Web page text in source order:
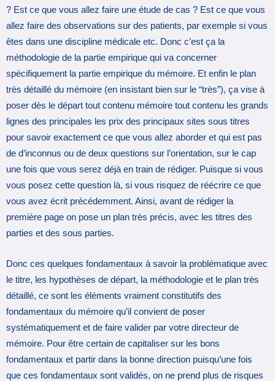
? Est ce que vous allez faire une étude de cas ? Est ce que vous
allez faire des observations sur des patients, par exemple si vous
êtes dans une discipline médicale etc. Donc c’est ça la
méthodologie de la partie empirique qui va concerner
spécifiquement la partie empirique du mémoire. Et enfin le plan
très détaillé du mémoire (en insistant bien sur le “très”), ça vise à
poser dès le départ tout contenu mémoire tout contenu les grands
lignes des principales les prix des principaux sites sous titres
pour savoir exactement ce que vous allez aborder et qui est pas
de d’inconnus ou de deux questions sur l’orientation, sur le cap
une fois que vous serez déjà en train de rédiger. Puisque si vous
vous posez cette question là, si vous risquez de réécrire ce que
vous avez écrit précédemment. Ainsi, avant de rédiger la
première page on pose un plan très précis, avec les titres des
parties et des sous parties.
Donc ces quelques fondamentaux à savoir la problématique avec
le titre, les hypothèses de départ, la méthodologie et le plan très
détaillé, ce sont les éléments vraiment constitutifs des
fondamentaux du mémoire qu’il convient de poser
systématiquement et de faire valider par votre directeur de
mémoire. Pour être certain de capitaliser sur les bons
fondamentaux et partir dans la bonne direction puisqu’une fois
que ces fondamentaux sont validés, on ne prend plus de risques